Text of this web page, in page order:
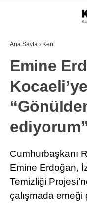
Ana Sayfa › Kent
Emine
ediyorum”
Cumhurbaşkanı
Emine Erdoğan,
Temizliği
çalışmada emeği